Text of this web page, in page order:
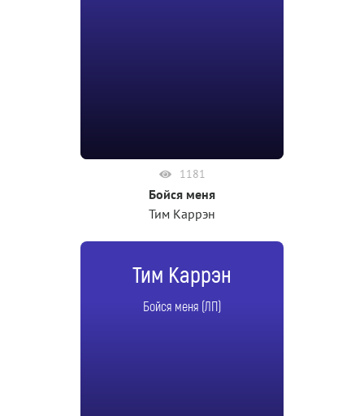
1181
Бойся меня
Тим Каррэн
Тим Каррэн
Бойся меня (ЛП)